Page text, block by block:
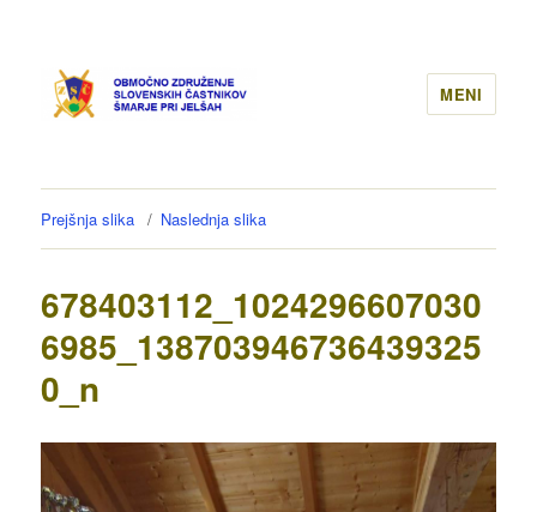
MENI
Prejšnja slika Naslednja slika
678403112_1024296607030
6985_138703946736439325
0_n